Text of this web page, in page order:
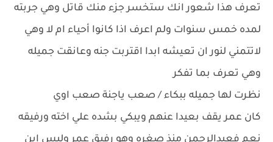
تعرف هذا شعور انك ستخسر جزء منك قاتل وهي جربته
لمده خمس سنوات ولم اعرف اذا كانوا أحياء ام لا وهي
لاتتمني لنور ان تعيشه ابدا اقتربت جنه وعانقت جميله
وهي تعرف بما تفكر
نظرت لها جميله ببكاء / صعب ياجنة صعب اوي
كان عمر يقف بعيدا عنهم ويبكي بشده علي اخته ورفيقه
نعم فعبدالرحمن منذ صغره وهو رفيق عمر وليس ابن